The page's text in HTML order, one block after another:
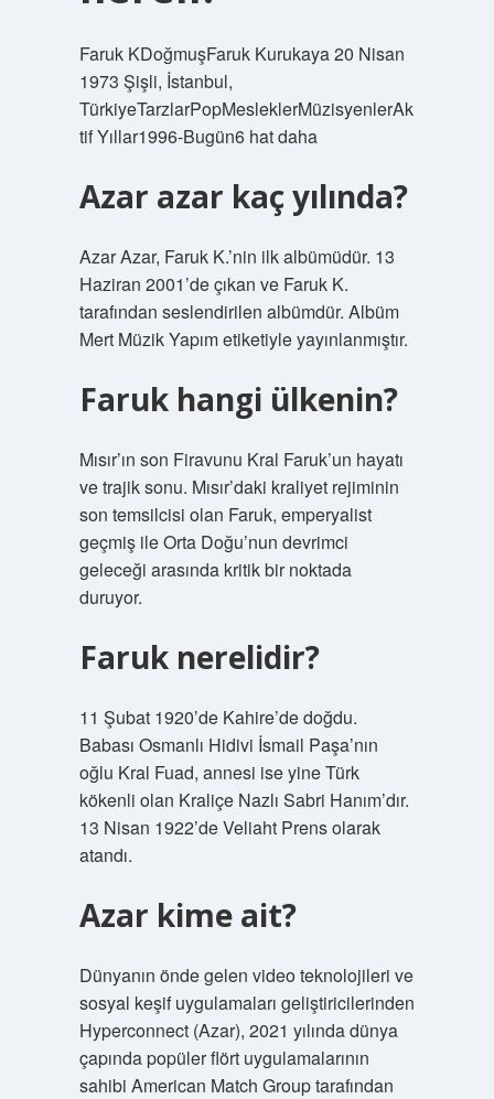
Faruk KDoğmuşFaruk Kurukaya 20 Nisan
1973 Şişli, İstanbul,
TürkiyeTarzlarPopMesleklerMüzisyenlerAk
tif Yıllar1996-Bugün6 hat daha
Azar azar kaç yılında?
Azar Azar, Faruk K.’nin ilk albümüdür. 13
Haziran 2001’de çıkan ve Faruk K.
tarafından seslendirilen albümdür. Albüm
Mert Müzik Yapım etiketiyle yayınlanmıştır.
Faruk hangi ülkenin?
Mısır’ın son Firavunu Kral Faruk’un hayatı
ve trajik sonu. Mısır’daki kraliyet rejiminin
son temsilcisi olan Faruk, emperyalist
geçmiş ile Orta Doğu’nun devrimci
geleceği arasında kritik bir noktada
duruyor.
Faruk nerelidir?
11 Şubat 1920’de Kahire’de doğdu.
Babası Osmanlı Hidivi İsmail Paşa’nın
oğlu Kral Fuad, annesi ise yine Türk
kökenli olan Kraliçe Nazlı Sabri Hanım’dır.
13 Nisan 1922’de Veliaht Prens olarak
atandı.
Azar kime ait?
Dünyanın önde gelen video teknolojileri ve
sosyal keşif uygulamaları geliştiricilerinden
Hyperconnect (Azar), 2021 yılında dünya
çapında popüler flört uygulamalarının
sahibi American Match Group tarafından